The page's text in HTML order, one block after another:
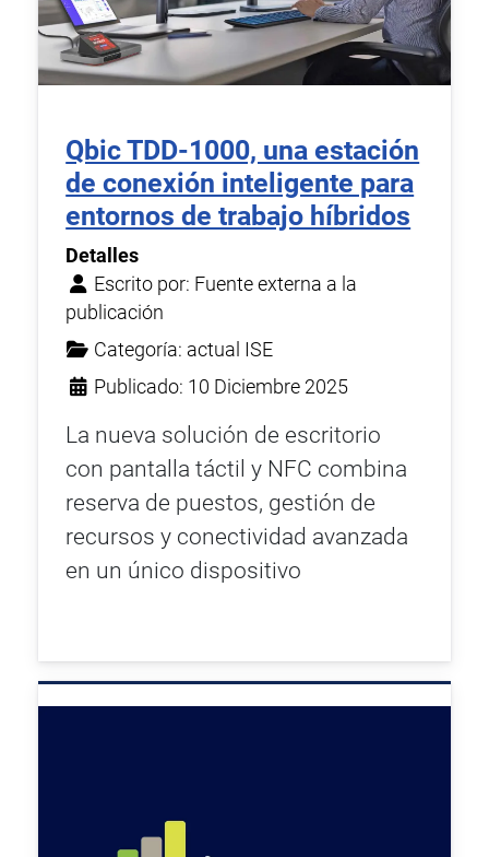
Qbic TDD-1000, una estación
de conexión inteligente para
entornos de trabajo híbridos
Detalles
Escrito por: Fuente externa a la
publicación
Categoría: actual ISE
Publicado: 10 Diciembre 2025
La nueva solución de escritorio
con pantalla táctil y NFC combina
reserva de puestos, gestión de
recursos y conectividad avanzada
en un único dispositivo